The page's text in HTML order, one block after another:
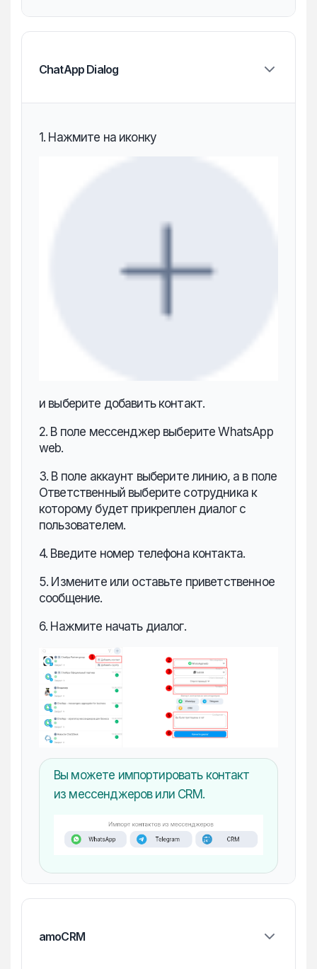
ChatApp Dialog
1. Нажмите на иконку
и выберите добавить контакт.
2. В поле мессенджер выберите WhatsApp
web.
3. В поле аккаунт выберите линию, а в поле
Ответственный выберите сотрудника к
которому будет прикреплен диалог с
пользователем.
4. Введите номер телефона контакта.
5. Измените или оставьте приветственное
сообщение.
6. Нажмите начать диалог.
Вы можете импортировать контакт
из мессенджеров или CRM.
amoCRM